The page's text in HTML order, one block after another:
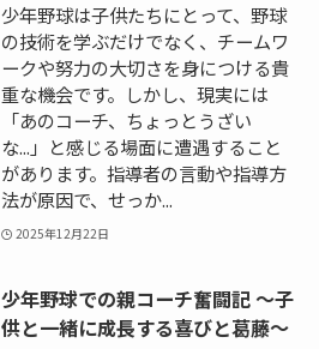
少年野球は子供たちにとって、野球
の技術を学ぶだけでなく、チームワ
ークや努力の大切さを身につける貴
重な機会です。しかし、現実には
「あのコーチ、ちょっとうざい
な...」と感じる場面に遭遇すること
があります。指導者の言動や指導方
法が原因で、せっか...
2025年12月22日
少年野球での親コーチ奮闘記 〜子
供と一緒に成長する喜びと葛藤〜